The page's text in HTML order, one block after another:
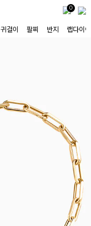
0
귀걸이 팔찌 반지 랩다이아